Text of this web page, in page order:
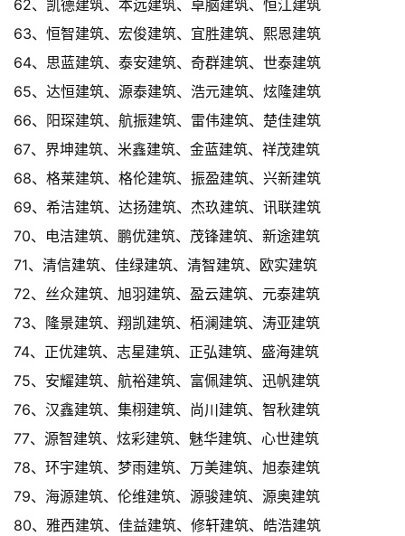
62、凯德建筑、本远建筑、卓脑建筑、恒江建筑
63、恒智建筑、宏俊建筑、宜胜建筑、熙恩建筑
64、思蓝建筑、泰安建筑、奇群建筑、世泰建筑
65、达恒建筑、源泰建筑、浩元建筑、炫隆建筑
66、阳琛建筑、航振建筑、雷伟建筑、楚佳建筑
67、界坤建筑、米鑫建筑、金蓝建筑、祥茂建筑
68、格莱建筑、格伦建筑、振盈建筑、兴新建筑
69、希洁建筑、达扬建筑、杰玖建筑、讯联建筑
70、电洁建筑、鹏优建筑、茂锋建筑、新途建筑
71、清信建筑、佳绿建筑、清智建筑、欧实建筑
72、丝众建筑、旭羽建筑、盈云建筑、元泰建筑
73、隆景建筑、翔凯建筑、栢澜建筑、涛亚建筑
74、正优建筑、志星建筑、正弘建筑、盛海建筑
75、安耀建筑、航裕建筑、富佩建筑、迅帆建筑
76、汉鑫建筑、集栩建筑、尚川建筑、智秋建筑
77、源智建筑、炫彩建筑、魅华建筑、心世建筑
78、环宇建筑、梦雨建筑、万美建筑、旭泰建筑
79、海源建筑、伦维建筑、源骏建筑、源奥建筑
80、雅西建筑、佳益建筑、修轩建筑、皓浩建筑